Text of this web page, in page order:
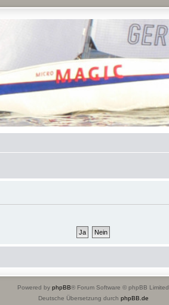
Powered by phpBB® Forum Software © phpBB Limited
Deutsche Übersetzung durch phpBB.de